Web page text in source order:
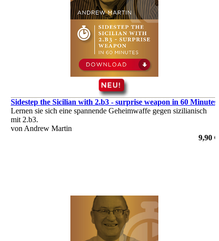
Sidestep the Sicilian with 2.b3 - surprise weapon in 60 Minutes
Lernen sie sich eine spannende Geheimwaffe gegen sizilianisch
mit 2.b3.
von Andrew Martin
9,90 €